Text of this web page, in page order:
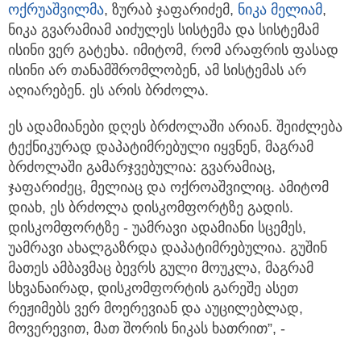
ოქრუაშვილმა, ზურაბ ჯაფარიძემ, ნიკა მელიამ,
ნიკა გვარამიამ აიძულეს სისტემა და სისტემამ
ისინი ვერ გატეხა. იმიტომ, რომ არაფრის ფასად
ისინი არ თანამშრომლობენ, ამ სისტემას არ
აღიარებენ. ეს არის ბრძოლა.
ეს ადამიანები დღეს ბრძოლაში არიან. შეიძლება
ტექნიკურად დაპატიმრებული იყვნენ, მაგრამ
ბრძოლაში გამარჯვებულია: გვარამიაც,
ჯაფარიძეც, მელიაც და ოქროაშვილიც. ამიტომ
დიახ, ეს ბრძოლა დისკომფორტზე გადის.
დისკომფორტზე - უამრავი ადამიანი სცემეს,
უამრავი ახალგაზრდა დაპატიმრებულია. გუშინ
მათეს ამბავმაც ბევრს გული მოუკლა, მაგრამ
სხვანაირად, დისკომფორტის გარეშე ასეთ
რეჟიმებს ვერ მოერევიან და აუცილებლად,
მოვერევით, მათ შორის ნიკას ხათრით”, -